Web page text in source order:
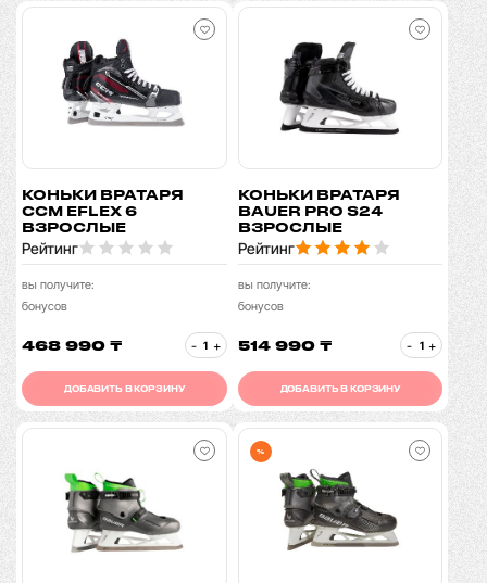
КОНЬКИ ВРАТАРЯ
CCM EFLEX 6
ВЗРОСЛЫЕ
Рейтинг
вы получите:
бонусов
468 990 ₸ - +
ДОБАВИТЬ В КОРЗИНУ
КОНЬКИ ВРАТАРЯ
BAUER PRO S24
ВЗРОСЛЫЕ
Рейтинг
вы получите:
бонусов
514 990 ₸ - +
ДОБАВИТЬ В КОРЗИНУ
%